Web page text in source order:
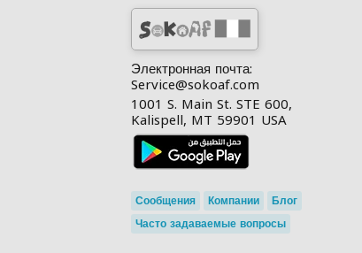
Электронная почта:
Service@sokoaf.com
1001 S. Main St. STE 600,
Kalispell, MT 59901 USA
Сообщения Компании
Блог
Часто задаваемые вопросы